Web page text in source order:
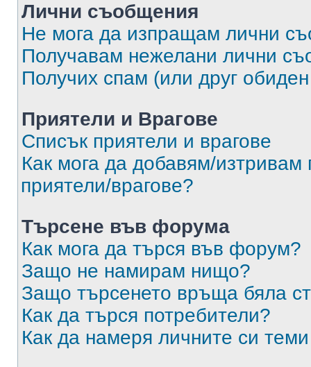
Лични съобщения
Не мога да изпращам лични
Получавам нежелани лични
Получих спам (или друг
Приятели и Врагове
Списък приятели и врагове
Как мога да добавям/изтривам
приятели/врагове?
Търсене във форума
Как мога да търся във форум?
Защо не намирам нищо?
Защо търсенето връща бяла
Как да търся потребители?
Как да намеря личните си